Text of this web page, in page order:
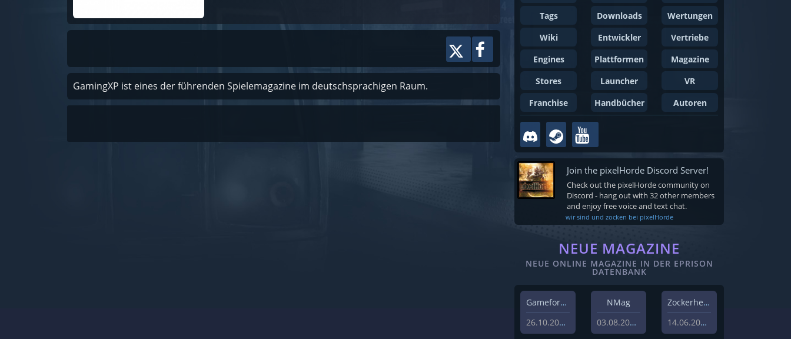
GamingXP ist eines der führenden Spielemagazine im deutschsprachigen Raum.
Tags
Downloads
Wertungen
Wiki
Entwickler
Vertriebe
Engines
Plattformen
Magazine
Stores
Launcher
VR
Franchise
Handbücher Autoren
Join the pixelHorde Discord Server!
Check out the pixelHorde community on
Discord - hang out with 32 other members
and enjoy free voice and text chat.
wir sind und zocken bei pixelHorde
NEUE MAGAZINE
NEUE ONLINE MAGAZINE IN DER EPRISON
DATENBANK
Gameforest
26.10.2023
NMag
03.08.2022
Zockerheim
14.06.2022